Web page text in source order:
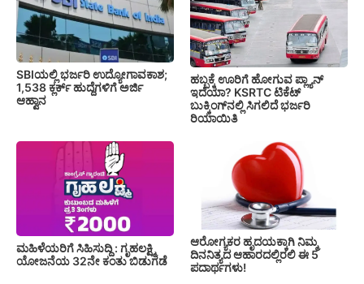
SBIಯಲ್ಲಿ ಭರ್ಜರಿ ಉದ್ಯೋಗಾವಕಾಶ;
1,538 ಕ್ಲರ್ಕ್ ಹುದ್ದೆಗಳಿಗೆ ಅರ್ಜಿ
ಆಹ್ವಾನ
ಹಬ್ಬಕ್ಕೆ ಊರಿಗೆ ಹೋಗುವ ಪ್ಲ್ಯಾನ್
ಇದೆಯಾ? KSRTC ಟಿಕೆಟ್
ಬುಕ್ಕಿಂಗ್‌ನಲ್ಲಿ ಸಿಗಲಿದೆ ಭರ್ಜರಿ
ರಿಯಾಯಿತಿ
ಮಹಿಳೆಯರಿಗೆ ಸಿಹಿಸುದ್ದಿ : ಗೃಹಲಕ್ಷ್ಮಿ
ಯೋಜನೆಯ 32ನೇ ಕಂತು ಬಿಡುಗಡೆ
ಆರೋಗ್ಯಕರ ಹೃದಯಕ್ಕಾಗಿ ನಿಮ್ಮ
ದಿನನಿತ್ಯದ ಆಹಾರದಲ್ಲಿರಲಿ ಈ 5
ಪದಾರ್ಥಗಳು!